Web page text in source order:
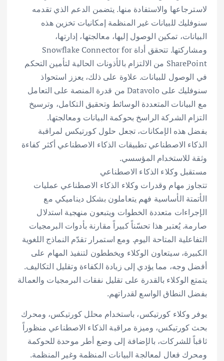
لاسترجاعها والاستفادة منها. يتضمن الدعم الذي تقدمه
سنوفليك للبيانات غير المنظمة إمكانيات تخزين هذه
البيانات، تمكين الوصول إليها، معالجتها، إدارتها،
ومشاركتها. تتحقق أداة Snowflake Connector for
SharePoint من الالتزام بالأذونات الحالية لتأمين التحكم
في الوصول للبيانات. علاوة على ذلك، يعزز استحواذ
سنوفليك على Datavolo من قدرة المنصة على التعامل
مع البيانات المتعددة الوسائط وتحقيق التكامل، وترسيخ
التزام الشركة الراسخ بحوكمة البيانات ومعالجتها.
بفضل هذه الإمكانات، تجعل حلول كورتيكس لمراقبة
الذكاء الاصطناعي تطبيقات الذكاء الاصطناعي أكثر كفاءة
وثقة للاستخدام المؤسسي.
مستقبل وكلاء الذكاء الاصطناعي
تتجاوز مهام وقدرات وكلاء الذكاء الاصطناعي عمليات
الأتمتة الأساسية فهم يتعاملون بشكل ديناميكي مع
الإجراءات متعددة الخطوات ويتبعون منهجية استدلال
صارمة. يُعتبر هذا تحسّناً كبيراً مقارنة بأدوات البرمجيات
التفاعلية المتاحة اليوم. ومع استمرار تقدّم النماذج اللغوية
الكبيرة، سيتعاون الوكلاء ويخططون لتنفيذ المهام على
أفضل وجه، مما يؤدي إلى زيادة الكفاءة وتقليل التكاليف.
يتمتع الوكلاء بالقدرة على تقليل نفقات البرمجيات والعمالة
بفضل النطاق الواسع لقدراتهم.
يوفر وكلاء كورتيكس، باستخدام محلل كورتيكس، ومحرك
بحث كورتيكس، وميزة مراقبة الذكاء الاصطناعي منظوراً
ثاقباً للشركات، بالإضافة إلى وضع أطر موحدة للحوكمة
ومحرك فعال لمعالجة البيانات المنظمة وغير المنظمة.